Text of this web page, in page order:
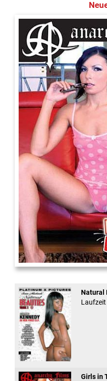
Internal Explosionen
Natural
Girls in